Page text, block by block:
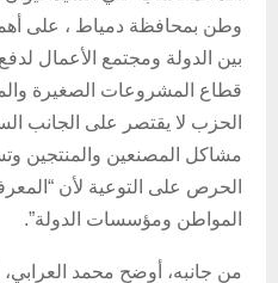
وطن بمحافظة دمياط ، على
بين الدولة ومجتمع الأعمال
قطاع المشروعات الصغيرة
الحزب لا يقتصر على الجانب
مشاكل المصنعين والمنتجين
الحرص على التوعية لأن
المواطن ومؤسسات الدولة”.
من جانبه، أوضح محمد